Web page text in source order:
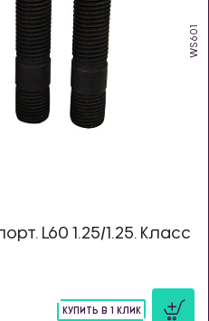
WS601
L60 1.25/1.25. Класс
КУПИТЬ В 1 КЛИК